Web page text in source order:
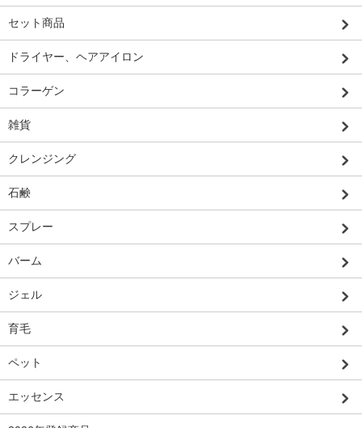
セット商品
ドライヤー、ヘアアイロン
コラーゲン
雑貨
クレンジング
石鹸
スプレー
バーム
ジェル
育毛
ペット
エッセンス